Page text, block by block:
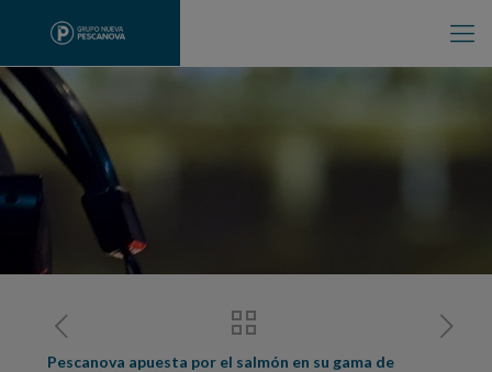
Pescanova apuesta por el salmón en su gama de